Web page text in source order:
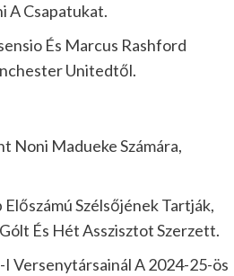
A Csapatukat.
És Marcus Rashford
Unitedtől.
Noni Madueke Számára,
Szélsőjének Tartják,
És Hét Asszisztot Szerzett.
Versenytársainál A 2024-25-ös